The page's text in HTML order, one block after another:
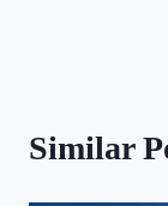
Similar